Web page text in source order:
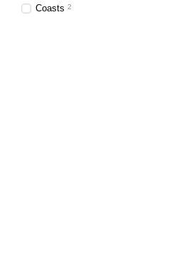
Coasts 2